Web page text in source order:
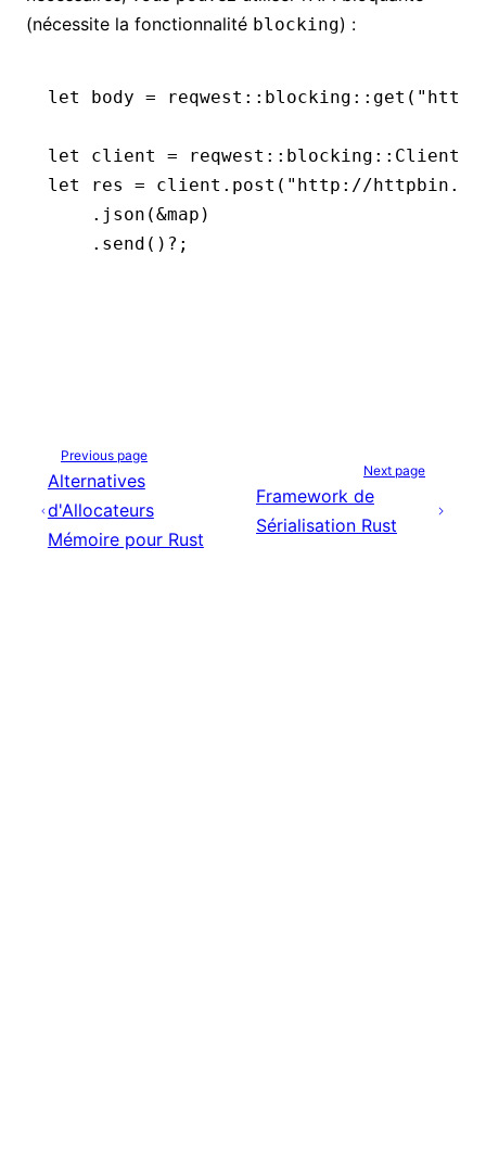
(nécessite la fonctionnalité blocking) :
let body = reqwest :: blocking :: get (
let client = reqwest :: blocking :: Client
let
res = client . post ( "http://
    .
json (&map)
    .
send () ? ;
Previous page
Alternatives
d'Allocateurs
Mémoire pour Rust
Next page
Framework de
Sérialisation Rust